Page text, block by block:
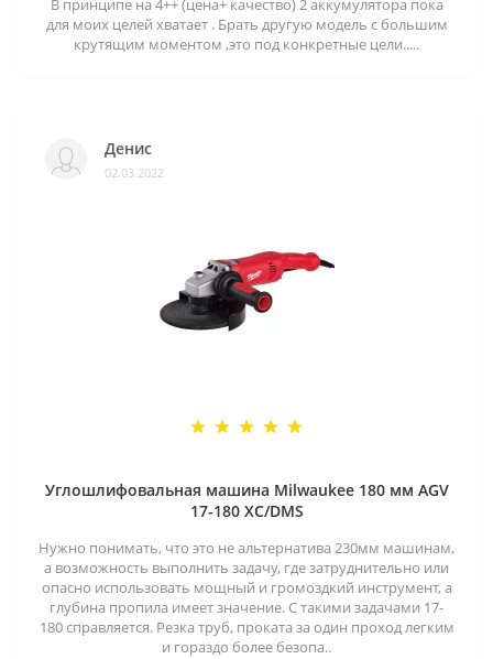
В принципе на 4++ (цена+ качество) 2 аккумулятора пока
для моих целей хватает . Брать другую модель с большим
крутящим моментом ,это под конкретные цели.....
Денис
02.03.2022
Углошлифовальная машина Milwaukee 180 мм AGV
17-180 XC/DMS
Нужно понимать, что это не альтернатива 230мм машинам,
а возможность выполнить задачу, где затруднительно или
опасно использовать мощный и громоздкий инструмент, а
глубина пропила имеет значение. С такими задачами 17-
180 справляется. Резка труб, проката за один проход легким
и гораздо более безопа..